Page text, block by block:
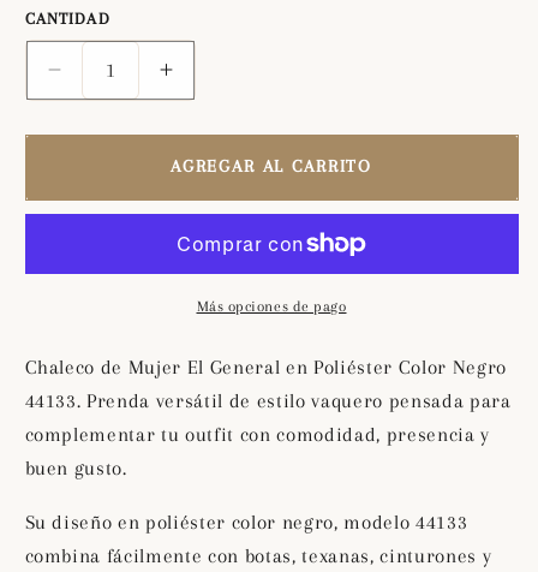
no
disponible
CANTIDAD
Reducir
cantidad
para
Mujer
General
Color
44133
Aumentar
cantidad
para
Chaleco
Mujer
El
General
Color
44133
AGREGAR AL CARRITO
Más opciones de pago
Chaleco de Mujer El General en Poliéster Color Negro
44133. Prenda versátil de estilo vaquero pensada para
complementar tu outfit con comodidad, presencia y
buen gusto.
Su diseño en poliéster color negro, modelo 44133
combina fácilmente con botas, texanas, cinturones y